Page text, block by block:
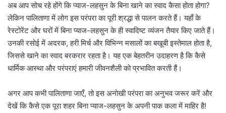
अब आप सोच रहे होंगे कि प्याज-लहसुन के बिना खाने का स्वाद कैसा होता होगा?
लेकिन पालिताणा में लोग इस परंपरा का पूरी श्रद्धा से पालन करते हैं। यहाँ के
रेस्टोरेंट और घरों में बिना प्याज-लहसुन के ही स्वादिष्ट व्यंजन तैयार किए जाते हैं।
उनकी रसोई में अदरक, हरी मिर्च और विभिन्न मसालों का बखूबी इस्तेमाल होता है,
जिससे खाने का स्वाद बरकरार रहता है। यह एक बेहतरीन उदाहरण है कि कैसे
धार्मिक आस्था और परंपराएं हमारी जीवनशैली को प्रभावित करती हैं।
अगर आप कभी पालिताणा जाएँ, तो इस अनोखी परंपरा का अनुभव जरूर करें और
देखें कि कैसे एक पूरा शहर बिना प्याज-लहसुन के अपनी पाक कला में माहिर है!